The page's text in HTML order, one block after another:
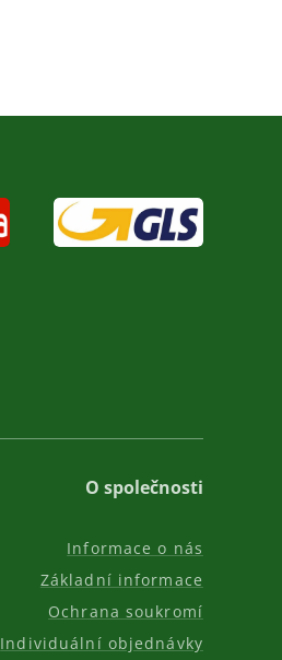
O společnosti
Informace o nás
Základní informace
Ochrana soukromí
Individuální objednávky